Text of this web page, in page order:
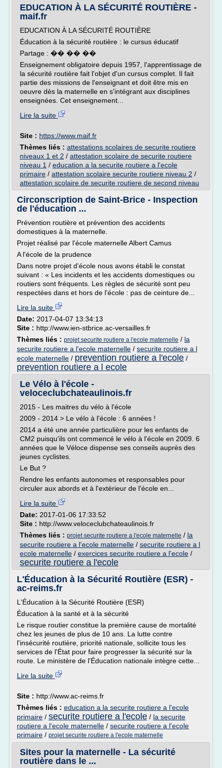
EDUCATION À LA SÉCURITÉ ROUTIÈRE -
maif.fr
EDUCATION À LA SÉCURITÉ ROUTIÈRE
Éducation à la sécurité routière : le cursus éducatif
Partage : �� �� ��
Enseignement obligatoire depuis 1957, l'apprentissage de
la sécurité routière fait l'objet d'un cursus complet. Il fait
partie des missions de l'enseignant et doit être mis en
oeuvre dès la maternelle en s'intégrant aux disciplines
enseignées. Cet enseignement...
Lire la suite
Site : https://www.maif.fr
Thèmes liés : attestations scolaires de securite routiere
niveaux 1 et 2 / attestation scolaire de securite routiere
niveau 1 / education a la securite routiere a l'ecole
primaire / attestation scolaire securite routiere niveau 2 /
attestation scolaire de securite routiere de second niveau
Circonscription de Saint-Brice - Inspection
de l'éducation ...
Prévention routière et prévention des accidents
domestiques à la maternelle.
Projet réalisé par l'école maternelle Albert Camus
A l'école de la prudence
Dans notre projet d'école nous avons établi le constat
suivant : « Les incidents et les accidents domestiques ou
routiers sont fréquents. Les règles de sécurité sont peu
respectées dans et hors de l'école : pas de ceinture de...
Lire la suite
Date: 2017-04-07 13:34:13
Site : http://www.ien-stbrice.ac-versailles.fr
Thèmes liés : projet securite routiere a l'ecole maternelle / la
securite routiere a l'ecole maternelle / securite routiere a l
ecole maternelle / prevention routiere a l'ecole /
prevention routiere a l ecole
Le Vélo à l'école -
veloceclubchateaulinois.fr
2015 - Les maitres du vélo à l'école
2009 - 2014 > Le vélo à l'école : 6 années !
2014 a été une année particulière pour les enfants de
CM2 puisqu'ils ont commencé le vélo à l'école en 2009. 6
années que le Véloce dispense ses conseils auprès des
jeunes cyclistes.
Le But ?
Rendre les enfants autonomes et responsables pour
circuler aux abords et à l'extérieur de l'école en...
Lire la suite
Date: 2017-01-06 17:33:52
Site : http://www.veloceclubchateaulinois.fr
Thèmes liés : projet securite routiere a l'ecole maternelle / la
securite routiere a l'ecole maternelle / securite routiere a l
ecole maternelle / exercices securite routiere a l'ecole /
securite routiere a l'ecole
L'Éducation à la Sécurité Routière (ESR) -
ac-reims.fr
L'Éducation à la Sécurité Routière (ESR)
Éducation à la santé et à la sécurité
Le risque routier constitue la première cause de mortalité
chez les jeunes de plus de 10 ans. La lutte contre
l'insécurité routière, priorité nationale, sollicite tous les
services de l'État pour faire progresser la sécurité sur la
route. Le ministère de l'Éducation nationale intègre cette...
Lire la suite
Site : http://www.ac-reims.fr
Thèmes liés : education a la securite routiere a l'ecole
primaire / securite routiere a l'ecole / la securite
routiere a l'ecole maternelle / securite routiere a l'ecole
primaire / projet securite routiere a l'ecole maternelle
Sites pour la maternelle - La sécurité
routière dans le ...